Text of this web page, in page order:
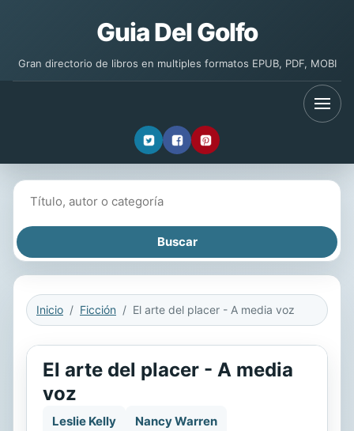
Guia Del Golfo
Gran directorio de libros en multiples formatos EPUB, PDF, MOBI
Inicio Ficción El arte del placer - A media voz
El arte del placer - A media
voz
Leslie Kelly Nancy Warren